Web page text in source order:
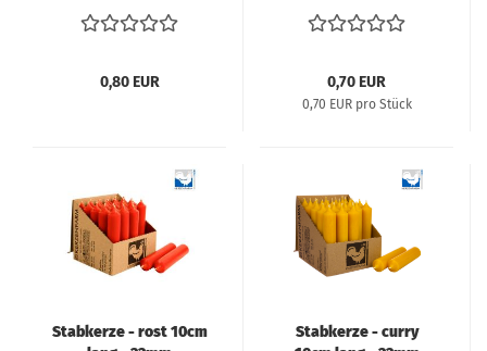
- 22mm Durchmesser
0,80 EUR
- 22mm Durchmesser
0,70 EUR
0,70 EUR pro Stück
Stabkerze - rost 10cm
Stabkerze - curry